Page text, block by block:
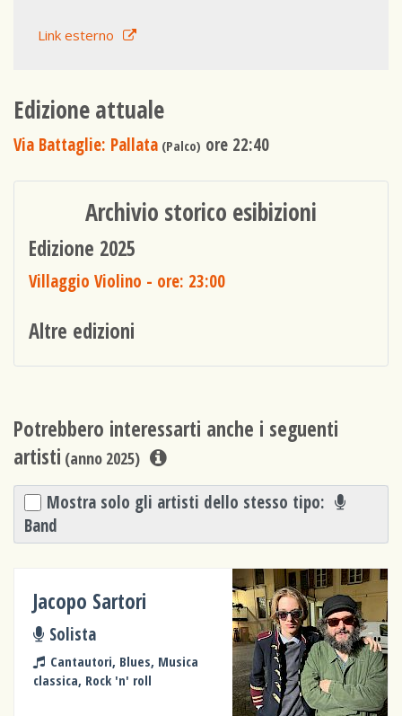
Link esterno
Edizione attuale
Via Battaglie: Pallata (Palco) ore 22:40
Archivio storico esibizioni
Edizione 2025
Villaggio Violino - ore: 23:00
Altre edizioni
Potrebbero interessarti anche i seguenti
artisti (anno 2025)
Mostra solo gli artisti dello stesso tipo:
Band
Jacopo Sartori
Solista
Cantautori, Blues, Musica
classica, Rock 'n' roll